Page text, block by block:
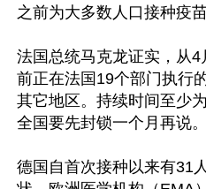
之前为大多数人口接种疫苗
法国总统马克龙证实，从4
前正在法国19个部门执行
其它地区。持续时间至少
全国要先封锁一个月再说。
德国自首次接种以来有31